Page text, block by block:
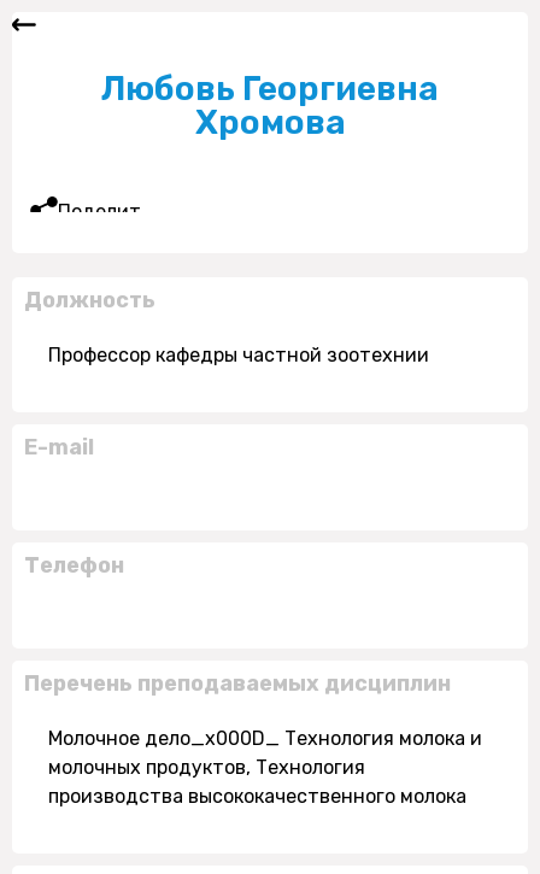
Любовь Георгиевна
Хромова
Поделиться
Должность
Профессор кафедры частной зоотехнии
E-mail
Телефон
Перечень преподаваемых дисциплин
Молочное дело_x000D_ Технология молока и
молочных продуктов, Технология
производства высококачественного молока